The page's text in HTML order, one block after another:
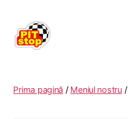
RASNOV
Prima pagină / Meniul nostru/